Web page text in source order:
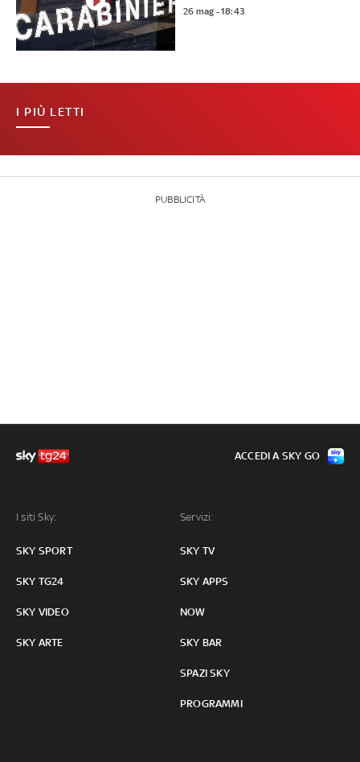
26 mag - 18:43
I PIÙ LETTI
PUBBLICITÀ
I siti Sky:
SKY SPORT
SKY TG24
SKY VIDEO
SKY ARTE
Servizi:
SKY TV
SKY APPS
NOW
SKY BAR
SPAZI SKY
PROGRAMMI
ACCEDI A SKY GO